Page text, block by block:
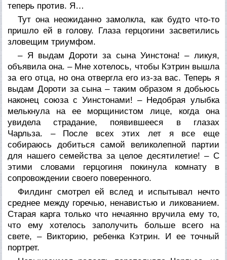
теперь против. Я…
Тут она неожиданно замолкла, как будто что-то
пришло ей в голову. Глаза герцогини засветились
зловещим триумфом.
– Я выдам Дороти за сына Уинстона! – ликуя,
объявила она. – Мне хотелось, чтобы Кэтрин вышла
за его отца, но она отвергла его из-за вас. Теперь я
выдам Дороти за сына – таким образом я добьюсь
наконец союза с Уинстонами! – Недобрая улыбка
мелькнула на ее морщинистом лице, когда она
увидела страдание, появившееся в глазах
Чарльза. – После всех этих лет я все еще
собираюсь добиться самой великолепной партии
для нашего семейства за целое десятилетие! – С
этими словами герцогиня покинула комнату в
сопровождении своего поверенного.
Филдинг смотрел ей вслед и испытывал нечто
среднее между горечью, ненавистью и ликованием.
Старая карга только что нечаянно вручила ему то,
что ему хотелось заполучить больше всего на
свете, – Викторию, ребенка Кэтрин. И ее точный
портрет.